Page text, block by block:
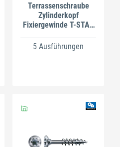
Terrassenschraube
Zylinderkopf
Fixiergewinde T-STAR
5 Ausführungen